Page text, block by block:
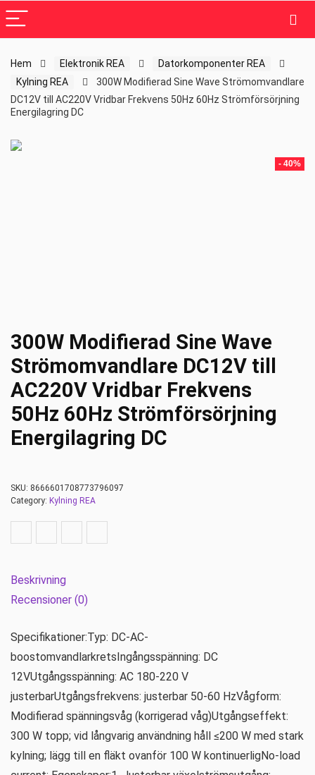
Hem Elektronik REA
Datorkomponenter REA
Kylning REA
300W Modifierad Sine Wave Strömomvandlare
DC12V till AC220V Vridbar Frekvens 50Hz 60Hz Strömförsörjning
Energilagring DC
- 40%
300W Modifierad Sine Wave
Strömomvandlare DC12V till
AC220V Vridbar Frekvens
50Hz 60Hz Strömförsörjning
Energilagring DC
SKU: 8666601708773796097
Category: Kylning REA
Beskrivning
Recensioner (0)
Specifikationer:Typ: DC-AC-
boostomvandlarkretsIngångsspänning: DC
12VUtgångsspänning: AC 180-220 V
justerbarUtgångsfrekvens: justerbar 50-60 HzVågform:
Modifierad spänningsvåg (korrigerad våg)Utgångseffekt:
300 W topp; vid långvarig användning håll ≤200 W med stark
kylning; lägg till en fläkt ovanför 100 W kontinuerligNo-load